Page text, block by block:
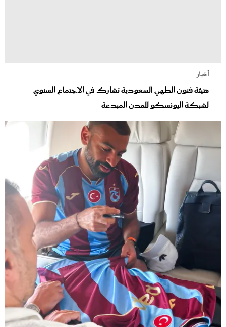
أخبار
هيئة فنون الطهي السعودية تشارك في الاجتماع السنوي
لشبكة اليونسكو للمدن المبدعة